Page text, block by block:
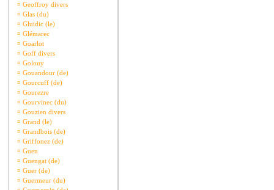
¤ Geoffroy divers
¤ Glas (du)
¤ Gluidic (le)
¤ Glémarec
¤ Goarlot
¤ Goff divers
¤ Golouy
¤ Gouandour (de)
¤ Gourcuff (de)
¤ Gourezre
¤ Gourvinec (du)
¤ Gouzien divers
¤ Grand (le)
¤ Grandbois (de)
¤ Griffonez (de)
¤ Guen
¤ Guengat (de)
¤ Guer (de)
¤ Guermeur (du)